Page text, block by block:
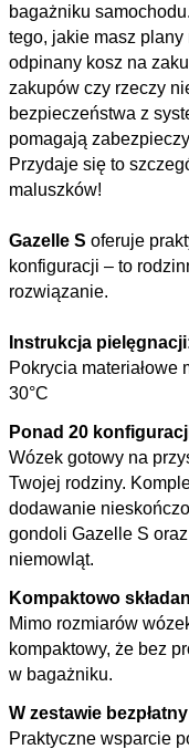
bagażniku
tego, jakie masz
odpinany kosz na
zakupów czy rzeczy
bezpieczeństwa z
pomagają
Przydaje się to
maluszków!
Gazelle S oferuje
konfiguracji – to
rozwiązanie.
Instrukcja
Pokrycia materiałowe
30°C
Ponad 20
Wózek gotowy na
Twojej rodziny.
dodawanie
gondoli Gazelle S
niemowląt.
Kompaktowo
Mimo rozmiarów
kompaktowy, że bez
w bagażniku.
W zestawie
Praktyczne wsparcie